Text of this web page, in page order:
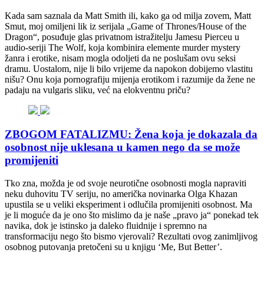
Kada sam saznala da Matt Smith ili, kako ga od milja zovem, Matt
Smut, moj omiljeni lik iz serijala „Game of Thrones/House of the
Dragon“, posuđuje glas privatnom istražitelju Jamesu Pierceu u
audio-seriji The Wolf, koja kombinira elemente murder mystery
žanra i erotike, nisam mogla odoljeti da ne poslušam ovu seksi
dramu. Uostalom, nije li bilo vrijeme da napokon dobijemo vlastitu
nišu? Onu koja pornografiju mijenja erotikom i razumije da žene ne
padaju na vulgaris sliku, već na elokventnu priču?
ZBOGOM FATALIZMU: Žena koja je dokazala da
osobnost nije uklesana u kamen nego da se može
promijeniti
Tko zna, možda je od svoje neurotične osobnosti mogla napraviti
neku duhovitu TV seriju, no američka novinarka Olga Khazan
upustila se u veliki eksperiment i odlučila promijeniti osobnost. Ma
je li moguće da je ono što mislimo da je naše „pravo ja“ ponekad tek
navika, dok je istinsko ja daleko fluidnije i spremno na
transformaciju nego što bismo vjerovali? Rezultati ovog zanimljivog
osobnog putovanja pretočeni su u knjigu ‘Me, But Better’.